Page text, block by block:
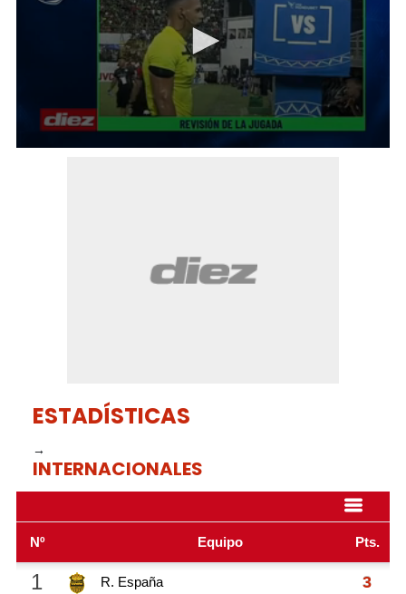
ESTADÍSTICAS
→
INTERNACIONALES